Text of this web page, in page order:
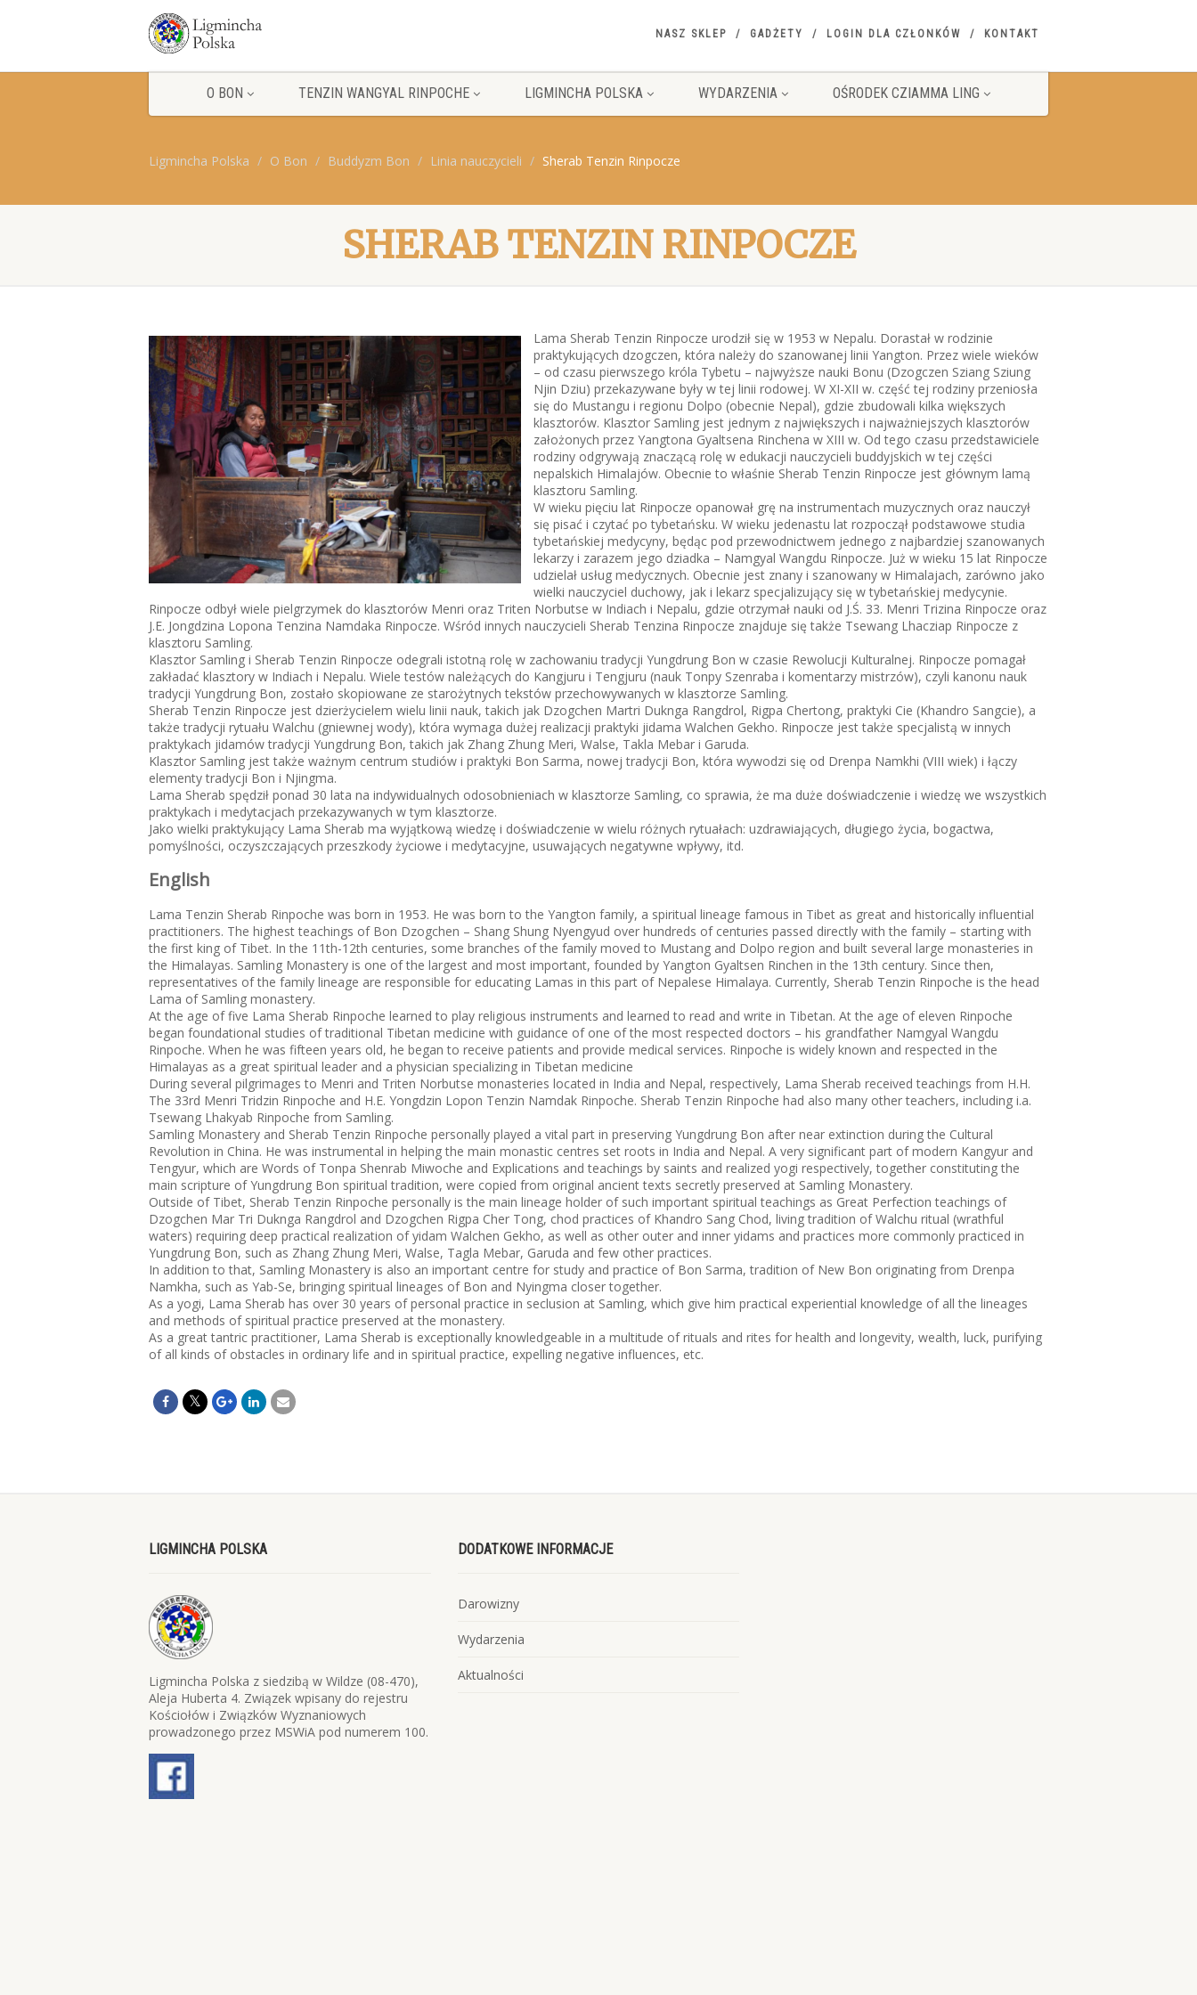
NASZ SKLEP GADŻETY LOGIN DLA CZŁONKÓW KONTAKT
O BON TENZIN WANGYAL RINPOCHE LIGMINCHA POLSKA WYDARZENIA OŚRODEK CZIAMMA LING
Ligmincha Polska O Bon Buddyzm Bon Linia nauczycieli Sherab Tenzin Rinpocze
SHERAB TENZIN RINPOCZE
Lama Sherab Tenzin Rinpocze urodził się w 1953 w Nepalu. Dorastał w rodzinie
praktykujących dzogczen, która należy do szanowanej linii Yangton. Przez wiele wieków
– od czasu pierwszego króla Tybetu – najwyższe nauki Bonu (Dzogczen Sziang Sziung
Njin Dziu) przekazywane były w tej linii rodowej. W XI-XII w. część tej rodziny przeniosła
się do Mustangu i regionu Dolpo (obecnie Nepal), gdzie zbudowali kilka większych
klasztorów. Klasztor Samling jest jednym z największych i najważniejszych klasztorów
założonych przez Yangtona Gyaltsena Rinchena w XIII w. Od tego czasu przedstawiciele
rodziny odgrywają znaczącą rolę w edukacji nauczycieli buddyjskich w tej części
nepalskich Himalajów. Obecnie to właśnie Sherab Tenzin Rinpocze jest głównym lamą
klasztoru Samling.
W wieku pięciu lat Rinpocze opanował grę na instrumentach muzycznych oraz nauczył
się pisać i czytać po tybetańsku. W wieku jedenastu lat rozpoczął podstawowe studia
tybetańskiej medycyny, będąc pod przewodnictwem jednego z najbardziej szanowanych
lekarzy i zarazem jego dziadka – Namgyal Wangdu Rinpocze. Już w wieku 15 lat Rinpocze
udzielał usług medycznych. Obecnie jest znany i szanowany w Himalajach, zarówno jako
wielki nauczyciel duchowy, jak i lekarz specjalizujący się w tybetańskiej medycynie.
Rinpocze odbył wiele pielgrzymek do klasztorów Menri oraz Triten Norbutse w Indiach i Nepalu, gdzie otrzymał nauki od J.Ś. 33. Menri Trizina Rinpocze oraz
J.E. Jongdzina Lopona Tenzina Namdaka Rinpocze. Wśród innych nauczycieli Sherab Tenzina Rinpocze znajduje się także Tsewang Lhacziap Rinpocze z
klasztoru Samling.
Klasztor Samling i Sherab Tenzin Rinpocze odegrali istotną rolę w zachowaniu tradycji Yungdrung Bon w czasie Rewolucji Kulturalnej. Rinpocze pomagał
zakładać klasztory w Indiach i Nepalu. Wiele testów należących do Kangjuru i Tengjuru (nauk Tonpy Szenraba i komentarzy mistrzów), czyli kanonu nauk
tradycji Yungdrung Bon, zostało skopiowane ze starożytnych tekstów przechowywanych w klasztorze Samling.
Sherab Tenzin Rinpocze jest dzierżycielem wielu linii nauk, takich jak Dzogchen Martri Duknga Rangdrol, Rigpa Chertong, praktyki Cie (Khandro Sangcie), a
także tradycji rytuału Walchu (gniewnej wody), która wymaga dużej realizacji praktyki jidama Walchen Gekho. Rinpocze jest także specjalistą w innych
praktykach jidamów tradycji Yungdrung Bon, takich jak Zhang Zhung Meri, Walse, Takla Mebar i Garuda.
Klasztor Samling jest także ważnym centrum studiów i praktyki Bon Sarma, nowej tradycji Bon, która wywodzi się od Drenpa Namkhi (VIII wiek) i łączy
elementy tradycji Bon i Njingma.
Lama Sherab spędził ponad 30 lata na indywidualnych odosobnieniach w klasztorze Samling, co sprawia, że ma duże doświadczenie i wiedzę we wszystkich
praktykach i medytacjach przekazywanych w tym klasztorze.
Jako wielki praktykujący Lama Sherab ma wyjątkową wiedzę i doświadczenie w wielu różnych rytuałach: uzdrawiających, długiego życia, bogactwa,
pomyślności, oczyszczających przeszkody życiowe i medytacyjne, usuwających negatywne wpływy, itd.
English
Lama Tenzin Sherab Rinpoche was born in 1953. He was born to the Yangton family, a spiritual lineage famous in Tibet as great and historically influential
practitioners. The highest teachings of Bon Dzogchen – Shang Shung Nyengyud over hundreds of centuries passed directly with the family – starting with
the first king of Tibet. In the 11th-12th centuries, some branches of the family moved to Mustang and Dolpo region and built several large monasteries in
the Himalayas. Samling Monastery is one of the largest and most important, founded by Yangton Gyaltsen Rinchen in the 13th century. Since then,
representatives of the family lineage are responsible for educating Lamas in this part of Nepalese Himalaya. Currently, Sherab Tenzin Rinpoche is the head
Lama of Samling monastery.
At the age of five Lama Sherab Rinpoche learned to play religious instruments and learned to read and write in Tibetan. At the age of eleven Rinpoche
began foundational studies of traditional Tibetan medicine with guidance of one of the most respected doctors – his grandfather Namgyal Wangdu
Rinpoche. When he was fifteen years old, he began to receive patients and provide medical services. Rinpoche is widely known and respected in the
Himalayas as a great spiritual leader and a physician specializing in Tibetan medicine
During several pilgrimages to Menri and Triten Norbutse monasteries located in India and Nepal, respectively, Lama Sherab received teachings from H.H.
The 33rd Menri Tridzin Rinpoche and H.E. Yongdzin Lopon Tenzin Namdak Rinpoche. Sherab Tenzin Rinpoche had also many other teachers, including i.a.
Tsewang Lhakyab Rinpoche from Samling.
Samling Monastery and Sherab Tenzin Rinpoche personally played a vital part in preserving Yungdrung Bon after near extinction during the Cultural
Revolution in China. He was instrumental in helping the main monastic centres set roots in India and Nepal. A very significant part of modern Kangyur and
Tengyur, which are Words of Tonpa Shenrab Miwoche and Explications and teachings by saints and realized yogi respectively, together constituting the
main scripture of Yungdrung Bon spiritual tradition, were copied from original ancient texts secretly preserved at Samling Monastery.
Outside of Tibet, Sherab Tenzin Rinpoche personally is the main lineage holder of such important spiritual teachings as Great Perfection teachings of
Dzogchen Mar Tri Duknga Rangdrol and Dzogchen Rigpa Cher Tong, chod practices of Khandro Sang Chod, living tradition of Walchu ritual (wrathful
waters) requiring deep practical realization of yidam Walchen Gekho, as well as other outer and inner yidams and practices more commonly practiced in
Yungdrung Bon, such as Zhang Zhung Meri, Walse, Tagla Mebar, Garuda and few other practices.
In addition to that, Samling Monastery is also an important centre for study and practice of Bon Sarma, tradition of New Bon originating from Drenpa
Namkha, such as Yab-Se, bringing spiritual lineages of Bon and Nyingma closer together.
As a yogi, Lama Sherab has over 30 years of personal practice in seclusion at Samling, which give him practical experiential knowledge of all the lineages
and methods of spiritual practice preserved at the monastery.
As a great tantric practitioner, Lama Sherab is exceptionally knowledgeable in a multitude of rituals and rites for health and longevity, wealth, luck, purifying
of all kinds of obstacles in ordinary life and in spiritual practice, expelling negative influences, etc.
LIGMINCHA POLSKA
Ligmincha Polska z siedzibą w Wildze (08-470),
Aleja Huberta 4. Związek wpisany do rejestru
Kościołów i Związków Wyznaniowych
prowadzonego przez MSWiA pod numerem 100.
DODATKOWE INFORMACJE
Darowizny
Wydarzenia
Aktualności